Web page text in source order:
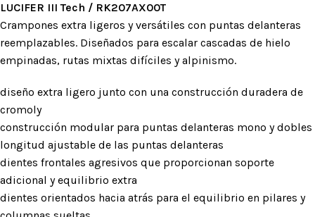
LUCIFER III Tech / RK207AX00T
Crampones extra ligeros y versátiles con puntas delanteras
reemplazables. Diseñados para escalar cascadas de hielo
empinadas, rutas mixtas difíciles y alpinismo.
diseño extra ligero junto con una construcción duradera de
cromoly
construcción modular para puntas delanteras mono y dobles
longitud ajustable de las puntas delanteras
dientes frontales agresivos que proporcionan soporte
adicional y equilibrio extra
dientes orientados hacia atrás para el equilibrio en pilares y